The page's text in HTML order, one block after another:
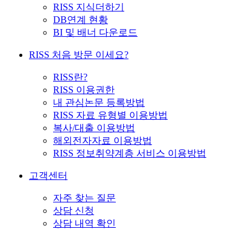
RISS 지식더하기
DB연계 현황
BI 및 배너 다운로드
RISS 처음 방문 이세요?
RISS란?
RISS 이용권한
내 관심논문 등록방법
RISS 자료 유형별 이용방법
복사/대출 이용방법
해외전자자료 이용방법
RISS 정보취약계층 서비스 이용방법
고객센터
자주 찾는 질문
상담 신청
상담 내역 확인